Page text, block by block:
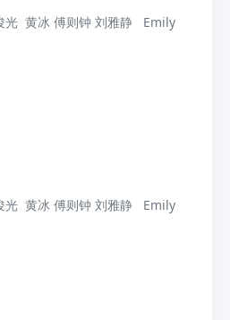
黄冰 傅则钟 刘雅静 Emily
黄冰 傅则钟 刘雅静 Emily